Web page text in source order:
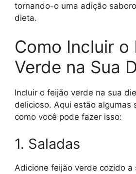
tornando-o uma adição
dieta.
Como Incluir o
Verde na Sua
Incluir o feijão verde na sua
delicioso. Aqui estão algumas
como você pode fazer isso:
1. Saladas
Adicione feijão verde cozido a